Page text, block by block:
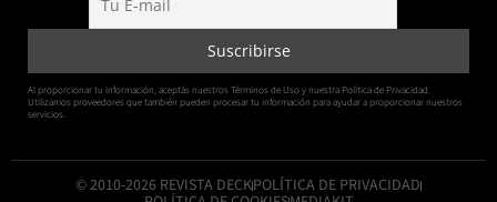
Al proporcionar tu información, aceptás nuestros Términos de Uso y nuestra Política de Privacidad.
Utilizamos proveedores que también pueden procesar tu información para ayudar a proporcionar nuestros
servicios.
© 2010-2026 REVISTA DECKPOLÍTICA DE PRIVACIDAD